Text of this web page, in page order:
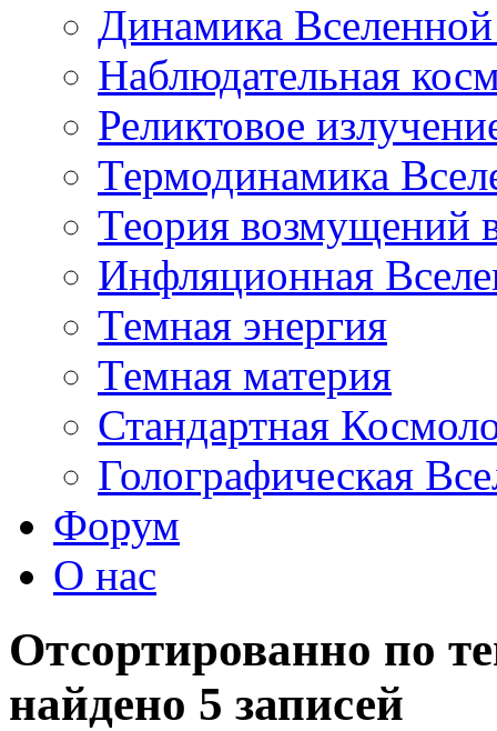
Динамика
Наблюдательная
Реликтовое
Термодинамика
Теория возмущений
Инфляционная
Темная энергия
Темная материя
Стандартная
Голографическая
Форум
О нас
Отсортированно по
найдено 5 записей